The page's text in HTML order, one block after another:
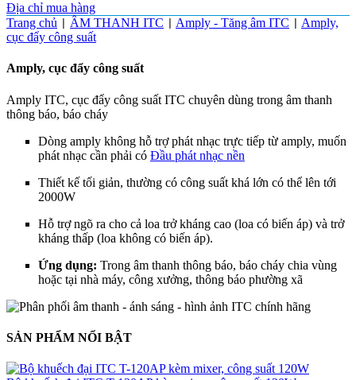
Địa chỉ mua hàng
Trang chủ
ÂM THANH ITC Amply - Tăng âm ITC
Amply,
cục đẩy công suất
Amply, cục đẩy công suất
Amply ITC, cục đẩy công suất ITC chuyên dùng trong âm thanh
thông báo, báo cháy
Dòng amply không hỗ trợ phát nhạc trực tiếp từ amply, muốn
phát nhạc cần phải có Đầu phát nhạc nền
Thiết kế tối giản, thường có công suất khá lớn có thể lên tới
2000W
Hỗ trợ ngõ ra cho cả loa trở kháng cao (loa có biến áp) và trở
kháng thấp (loa không có biến áp).
Ứng dụng: Trong âm thanh thông báo, báo cháy chia vùng
hoặc tại nhà máy, công xưởng, thông báo phường xã
SẢN PHẨM NỔI BẬT